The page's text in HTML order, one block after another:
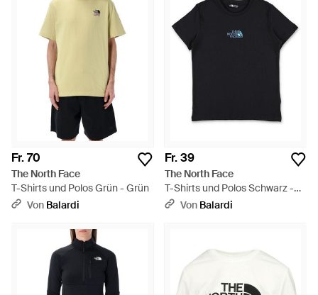
Fr. 70
The North Face
T-Shirts und Polos Grün - Grün
Von Balardi
Fr. 39
The North Face
T-Shirts und Polos Schwarz -
Schwarz
Von Balardi